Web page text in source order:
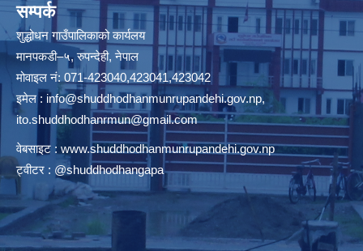
सम्पर्क
शुद्धोधन गाउँपालिकाको कार्यलय
मानपकडी–५, रुपन्देही, नेपाल
मोवाइल नं: 071-423040,423041,423042
इमेल : info@shuddhodhanmunrupandehi.gov.np,
ito.shuddhodhanrmun@gmail.com
वेबसाइट : www.shuddhodhanmunrupandehi.gov.np
ट्वीटर : @shuddhodhangapa